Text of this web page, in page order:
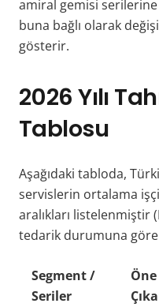
amiral gemisi serilerine
buna bağlı olarak
gösterir.
2026 Yılı
Tablosu
Aşağıdaki tabloda,
servislerin ortalama
aralıkları listelenmiştir
tedarik durumuna
Segment /
Seriler
Öne